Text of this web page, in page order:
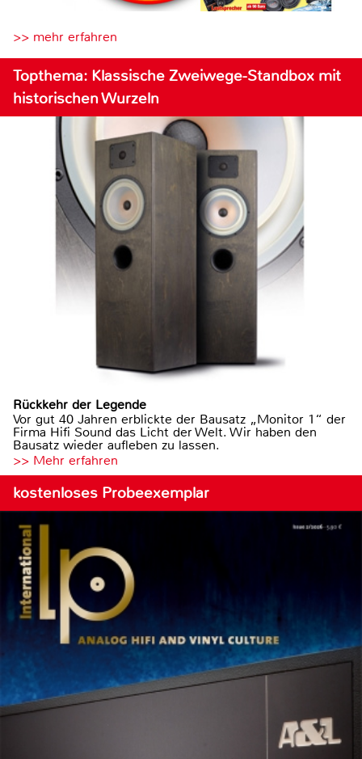
>> mehr erfahren
Topthema: Klassische Zweiwege-Standbox mit
historischen Wurzeln
Rückkehr der Legende
Vor gut 40 Jahren erblickte der Bausatz „Monitor 1“ der
Firma Hifi Sound das Licht der Welt. Wir haben den
Bausatz wieder aufleben zu lassen.
>> Mehr erfahren
kostenloses Probeexemplar